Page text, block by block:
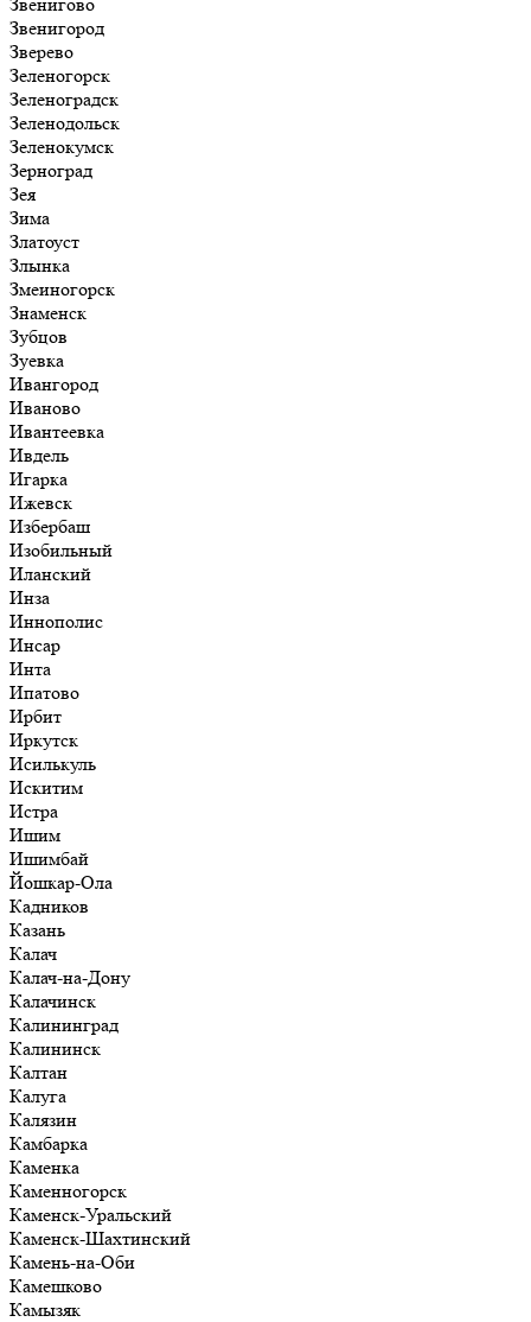
Звенигород
Зверево
Зеленогорск
Зеленоградск
Зеленодольск
Зеленокумск
Зерноград
Зея
Зима
Златоуст
Злынка
Змеиногорск
Знаменск
Зубцов
Зуевка
Ивангород
Иваново
Ивантеевка
Ивдель
Игарка
Ижевск
Избербаш
Изобильный
Иланский
Инза
Иннополис
Инсар
Инта
Ипатово
Ирбит
Иркутск
Исилькуль
Искитим
Истра
Ишим
Ишимбай
Йошкар-Ола
Кадников
Казань
Калач
Калач-на-Дону
Калачинск
Калининград
Калининск
Калтан
Калуга
Калязин
Камбарка
Каменка
Каменногорск
Каменск-Уральский
Каменск-Шахтинский
Камень-на-Оби
Камешково
Камызяк